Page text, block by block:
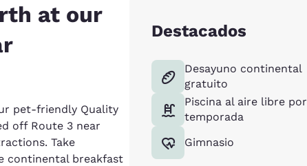
at our
pet-friendly Quality
off Route 3 near
Take
continental breakfast
Destacados
Desayuno continental
gratuito
Piscina al aire libre por
temporada
Gimnasio